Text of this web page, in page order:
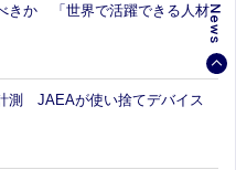
きか 「世界で活躍できる人材
測 JAEAが使い捨てデバイス